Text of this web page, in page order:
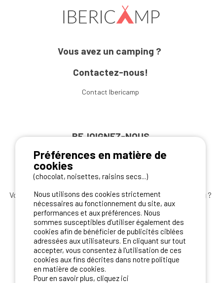
Vous avez un camping ?
Contactez-nous!
Contact Ibericamp
REJOIGNEZ-NOUS
Vous souhaitez bénéficier desmeilleures offres camping ?
Abonnez-vous à la newsletterdès aujourd'hui
S'ABONNER
NOS PARTENAIRES
Préférences en matière de
cookies
(chocolat, noisettes, raisins secs...)
Nous utilisons des cookies strictement
nécessaires au fonctionnement du site, aux
performances et aux préférences. Nous
sommes susceptibles d’utiliser également des
cookies afin de bénéficier de publicités ciblées
adressées aux utilisateurs. En cliquant sur tout
accepter, vous consentez à l'utilisation de ces
cookies aux fins décrites dans notre politique
en matière de cookies.
Pour en savoir plus, cliquez ici